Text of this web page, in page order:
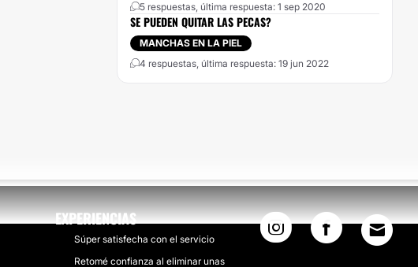
5 respuestas, última respuesta: 1 sep 2020
SE PUEDEN QUITAR LAS PECAS?
MANCHAS EN LA PIEL
4 respuestas, última respuesta: 19 jun 2022
EXPERIENCIAS
Súper satisfecha con el servicio
Retomé confianza al eliminar unas